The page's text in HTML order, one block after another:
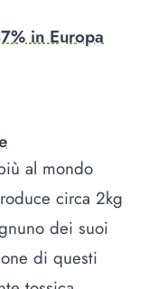
in Europa
al mondo
circa 2kg
dei suoi
di questi